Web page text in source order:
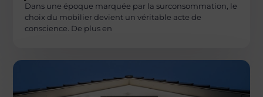
Dans une époque marquée par la surconsommation, le
choix du mobilier devient un véritable acte de
conscience. De plus en